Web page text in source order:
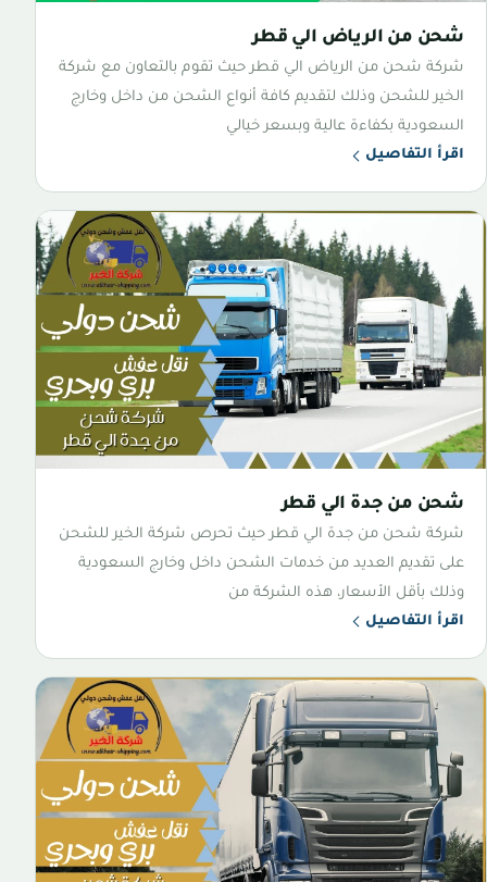
شحن من الرياض الي قطر
شركة شحن من الرياض الي قطر حيث تقوم بالتعاون مع شركة
الخير للشحن وذلك لتقديم كافة أنواع الشحن من داخل وخارج
السعودية بكفاءة عالية وبسعر خيالي
اقرأ التفاصيل
شحن من جدة الي قطر
شركة شحن من جدة الي قطر حيث تحرص شركة الخير للشحن
على تقديم العديد من خدمات الشحن داخل وخارج السعودية
وذلك بأقل الأسعار، هذه الشركة من
اقرأ التفاصيل